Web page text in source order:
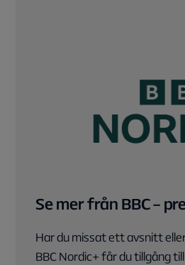
Se mer från BBC –
Har du missat ett avsnitt
BBC Nordic+ får du tillgång